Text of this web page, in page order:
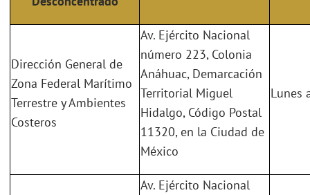
Dirección General de
Zona Federal Marítimo
Terrestre y Ambientes
Costeros
Av. Ejército Nacional
número 223, Colonia
Anáhuac, Demarcación
Territorial Miguel
Hidalgo, Código Postal
11320, en la Ciudad de
México
Lunes
Av. Ejército Nacional